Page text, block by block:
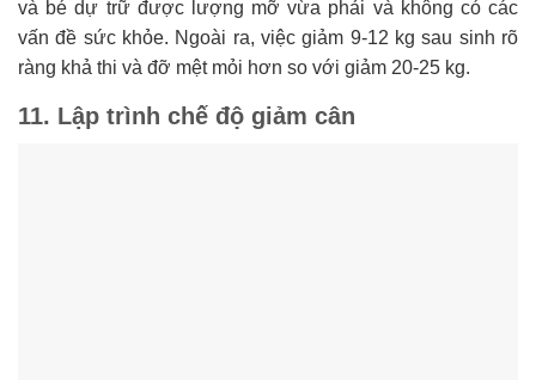
và bé dự trữ được lượng mỡ vừa phải và không có các
vấn đề sức khỏe. Ngoài ra, việc giảm 9-12 kg sau sinh rõ
ràng khả thi và đỡ mệt mỏi hơn so với giảm 20-25 kg.
11. Lập trình chế độ giảm cân